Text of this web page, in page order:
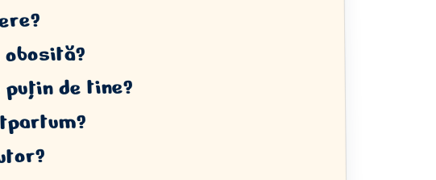
de tine?